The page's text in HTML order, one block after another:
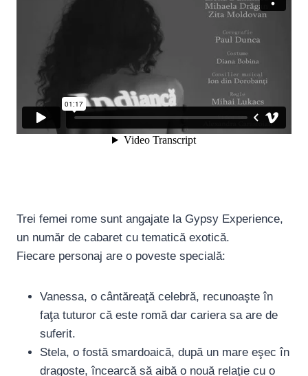
Trei femei rome sunt angajate la Gypsy Experience,
un număr de cabaret cu tematică exotică.
Fiecare personaj are o poveste specială:
Vanessa, o cântăreaţă celebră, recunoaşte în
faţa tuturor că este romă dar cariera sa are de
suferit.
Stela, o fostă smardoaică, după un mare eşec în
dragoste, încearcă să aibă o nouă relaţie cu o